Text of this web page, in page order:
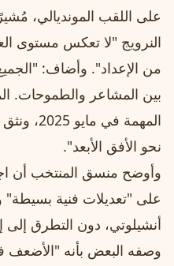
على اللقب المونديالي،
من الإعداد". وأضاف: "الجميع
بين المشاعر والطموحات.
المهمة
نحو الأفق الأبعد".
وأوضح منسق المنتخب أن
على "تعديلات فنية
أنشيلوتي، دون التطرق إلى
وصفه البعض بأنه "الأضعف